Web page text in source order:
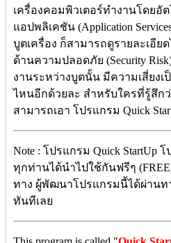
เครื่องคอมพิวเตอร์ทำงานโดยอั
แอปพลิเคชัน (Application
บูตเครื่อง ก็สามารถดูรายละเอี
ด้านความปลอดภัย (Security
งานระหว่างบูตนั้น มีความเสี่ยง
ไหนอีกด้วยละ สำหรับใครที่รู้สึก
สามารถเอา โปรแกรม Quick
Note : โปรแกรม Quick StartUp
ทุกท่านได้นำไปใช้กันฟรีๆ
ทาง ผู้พัฒนาโปรแกรมนี้ได้ผ่านทา
ทันทีเลย